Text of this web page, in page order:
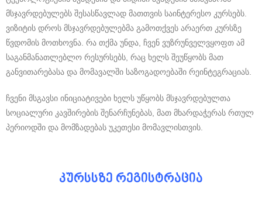
მსჯავრდებულებს შესასწავლად მათთვის საინტერესო კურსებს.
ვიზიტის დროს მსჯავრდებულებმა გამოთქვეს არაერთ კურსზე
წვდომის მოთხოვნა. რა თქმა უნდა, ჩვენ ვუზრუნველვყოფთ ამ
საგანმანათლებლო რესურსებს, რაც ხელს შეუწყობს მათ
განვითარებასა და მომავალში საზოგადოებაში რეინტეგრაციას.
ჩვენი მსგავსი ინიციატივები ხელს უწყობს მსჯავრდებულთა
სოციალური კავშირების შენარჩუნებას, მათ მხარდაჭერას რთულ
პერიოდში და მომზადებას უკეთესი მომავლისთვის.
კურსსზე რეგისტრაცია